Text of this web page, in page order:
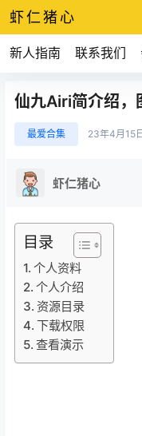
虾仁猪心
新人指南 联系我们
仙九Airi简介绍，
最爱合集 23年4月15日
虾仁猪心
目录
个人资料
个人介绍
资源目录
下载权限
查看演示